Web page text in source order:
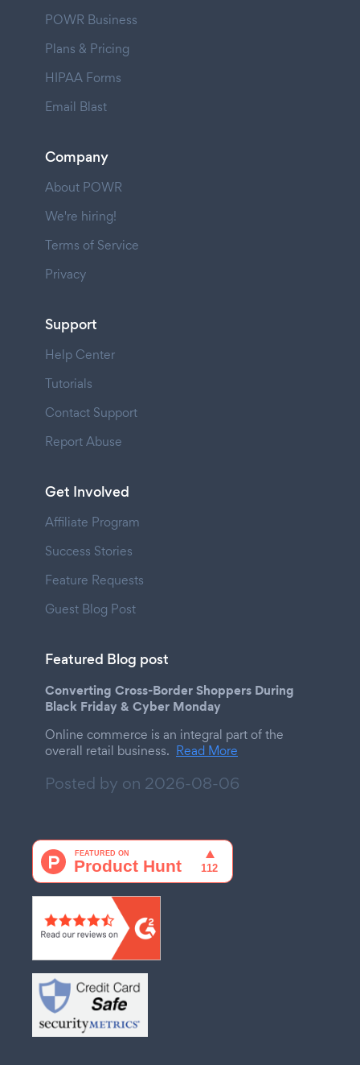
POWR Business
Plans & Pricing
HIPAA Forms
Email Blast
Company
About POWR
We're hiring!
Terms of Service
Privacy
Support
Help Center
Tutorials
Contact Support
Report Abuse
Get Involved
Affiliate Program
Success Stories
Feature Requests
Guest Blog Post
Featured Blog post
Converting Cross-Border Shoppers During
Black Friday & Cyber Monday
Online commerce is an integral part of the
overall retail business. Read More
Posted by on 2026-08-06